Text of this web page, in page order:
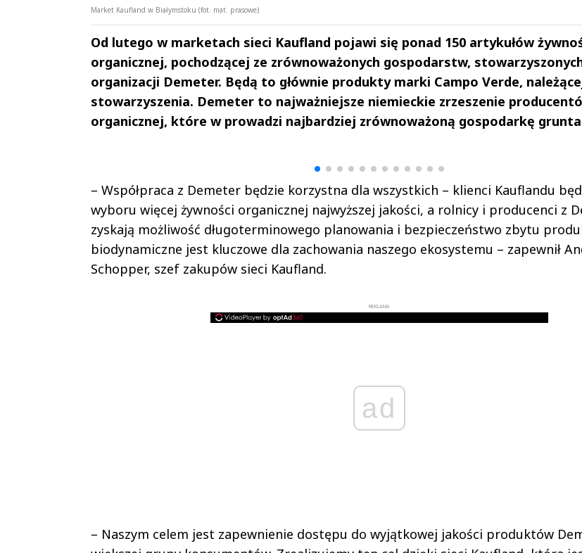
Market Kaufland w Białymstoku (fot. mat. prasowe)
Od lutego w marketach sieci Kaufland pojawi się ponad 150 artykułów
organicznej, pochodzącej ze zrównoważonych gospodarstw,
organizacji Demeter. Będą to głównie produkty marki Campo Verde,
stowarzyszenia. Demeter to najważniejsze niemieckie zrzeszenie
organicznej, które w prowadzi najbardziej zrównoważoną gospodarkę
– Współpraca z Demeter będzie korzystna dla wszystkich – klienci Kauflandu
wyboru więcej żywności organicznej najwyższej jakości, a rolnicy i producenci z
zyskają możliwość długoterminowego planowania i bezpieczeństwo zbytu
biodynamiczne jest kluczowe dla zachowania naszego ekosystemu – zapewnił
Schopper, szef zakupów sieci Kaufland.
REKLAMA
ad
– Naszym celem jest zapewnienie dostępu do wyjątkowej jakości produktów
Andrzej i Marta
Marta i Andrzej
Michał Stężalski